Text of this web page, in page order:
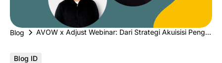
Blog AVOW x Adjust Webinar: Dari Strategi Akuisisi Pengguna hingga Kampanye Dynamic Preload dengan Mobile OEM
Blog ID